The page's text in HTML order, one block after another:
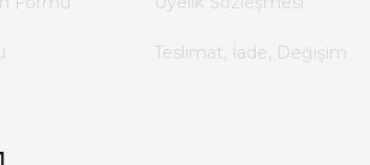
Teslimat, İade, Değişim